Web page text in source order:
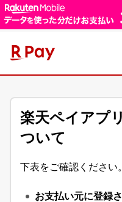
楽天ペイアプ
ついて
下表をご確認ください。
お支払い元に登録